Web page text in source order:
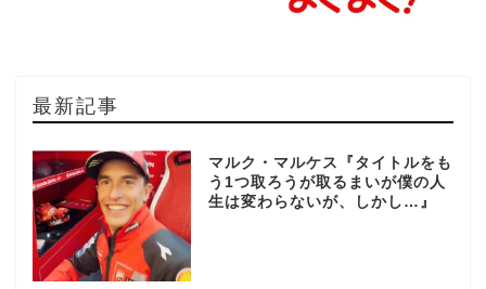
最新記事
マルク・マルケス『タイトルをも
う1つ取ろうが取るまいが僕の人
生は変わらないが、しかし…』